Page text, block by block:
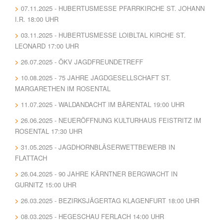
07.11.2025 - HUBERTUSMESSE PFARRKIRCHE ST. JOHANN
I.R. 18:00 UHR
03.11.2025 - HUBERTUSMESSE LOIBLTAL KIRCHE ST.
LEONARD 17:00 UHR
26.07.2025 - ÖKV JAGDFREUNDETREFF
10.08.2025 - 75 JAHRE JAGDGESELLSCHAFT ST.
MARGARETHEN IM ROSENTAL
11.07.2025 - WALDANDACHT IM BÄRENTAL 19:00 UHR
26.06.2025 - NEUERÖFFNUNG KULTURHAUS FEISTRITZ IM
ROSENTAL 17:30 UHR
31.05.2025 - JAGDHORNBLÄSERWETTBEWERB IN
FLATTACH
26.04.2025 - 90 JAHRE KÄRNTNER BERGWACHT IN
GURNITZ 15:00 UHR
26.03.2025 - BEZIRKSJÄGERTAG KLAGENFURT 18:00 UHR
08.03.2025 - HEGESCHAU FERLACH 14:00 UHR